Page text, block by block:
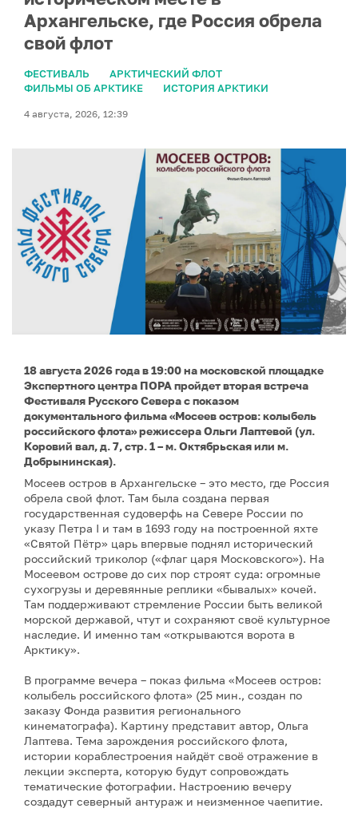
Архангельске, где Россия обрела
свой флот
ФЕСТИВАЛЬ
АРКТИЧЕСКИЙ ФЛОТ
ФИЛЬМЫ ОБ АРКТИКЕ
ИСТОРИЯ АРКТИКИ
4 августа, 2026, 12:39
18 августа 2026 года в 19:00 на московской площадке
Экспертного центра ПОРА пройдет вторая встреча
Фестиваля Русского Севера с показом
документального фильма «Мосеев остров: колыбель
российского флота» режиссера Ольги Лаптевой (ул.
Коровий вал, д. 7, стр. 1 – м. Октябрьская или м.
Добрынинская).
Мосеев остров в Архангельске – это место, где Россия
обрела свой флот. Там была создана первая
государственная судоверфь на Севере России по
указу Петра I и там в 1693 году на построенной яхте
«Святой Пётр» царь впервые поднял исторический
российский триколор («флаг царя Московского»). На
Мосеевом острове до сих пор строят суда: огромные
сухогрузы и деревянные реплики «бывалых» кочей.
Там поддерживают стремление России быть великой
морской державой, чтут и сохраняют своё культурное
наследие. И именно там «открываются ворота в
Арктику».
В программе вечера – показ фильма «Мосеев остров:
колыбель российского флота» (25 мин., создан по
заказу Фонда развития регионального
кинематографа). Картину представит автор, Ольга
Лаптева. Тема зарождения российского флота,
истории кораблестроения найдёт своё отражение в
лекции эксперта, которую будут сопровождать
тематические фотографии. Настроению вечеру
создадут северный антураж и неизменное чаепитие.